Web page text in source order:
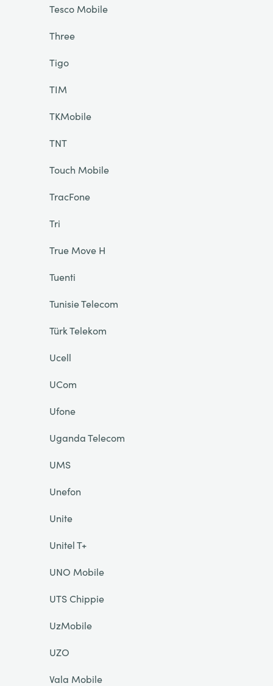
Tesco Mobile
Three
Tigo
TIM
TKMobile
TNT
Touch Mobile
TracFone
Tri
True Move H
Tuenti
Tunisie Telecom
Türk Telekom
Ucell
UCom
Ufone
Uganda Telecom
UMS
Unefon
Unite
Unitel T+
UNO Mobile
UTS Chippie
UzMobile
UZO
Vala Mobile